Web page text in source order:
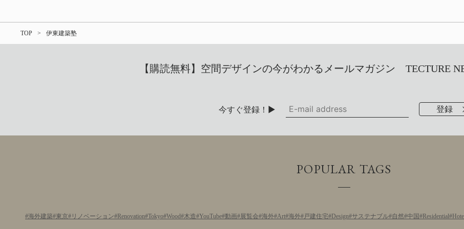
TOP 伊東建築塾
【購読無料】空間デザインの今がわかるメールマガジン TECTURE
今すぐ登録！▶
POPULAR TAGS
海外建築 東京 リノベーション Renovation Tokyo Wood 木造 YouTube 動画 展覧会 海外 Art 海外 戸建住宅 Design サステナブル 自然 中国 Residential